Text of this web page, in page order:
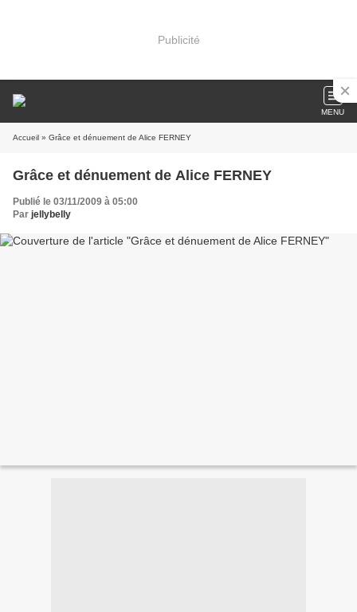
Publicité
MENU
Accueil » Grâce et dénuement de Alice FERNEY
Grâce et dénuement de Alice FERNEY
Publié le 03/11/2009 à 05:00
Par jellybelly